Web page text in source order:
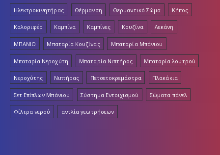
Ηλεκτροκινητήρας Θέρμανση Θερμαντικό Σώμα Κήπος
Καλοριφέρ Καμπίνα Καμπίνες Κουζίνα Λεκάνη
ΜΠΑΝΙΟ Μπαταρία Κουζίνας Μπαταρία Μπάνιου
Μπαταρία Νεροχύτη Μπαταρία Νιπτήρος Μπαταρία λουτρού
Νεροχύτης Νιπτήρας Πετσετοκρεμάστρα Πλακάκια
Σετ Επίπλων Μπάνιου Σύστημα Εντοιχισμού Σώματα πάνελ
Φίλτρα νερού αντλία γεωτρήσεων